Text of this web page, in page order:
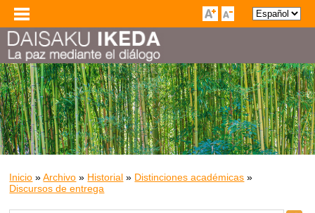
Inicio »Archivo » Historial » Distinciones académicas »
Discursos de entrega